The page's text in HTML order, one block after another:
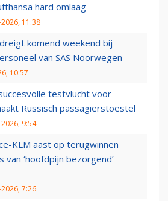
hard omlaag
11:38
komend weekend bij
van SAS Noorwegen
10:57
testvlucht voor
Russisch passagierstoestel
9:54
KLM aast op terugwinnen
van ‘hoofdpijn bezorgend’
7:26